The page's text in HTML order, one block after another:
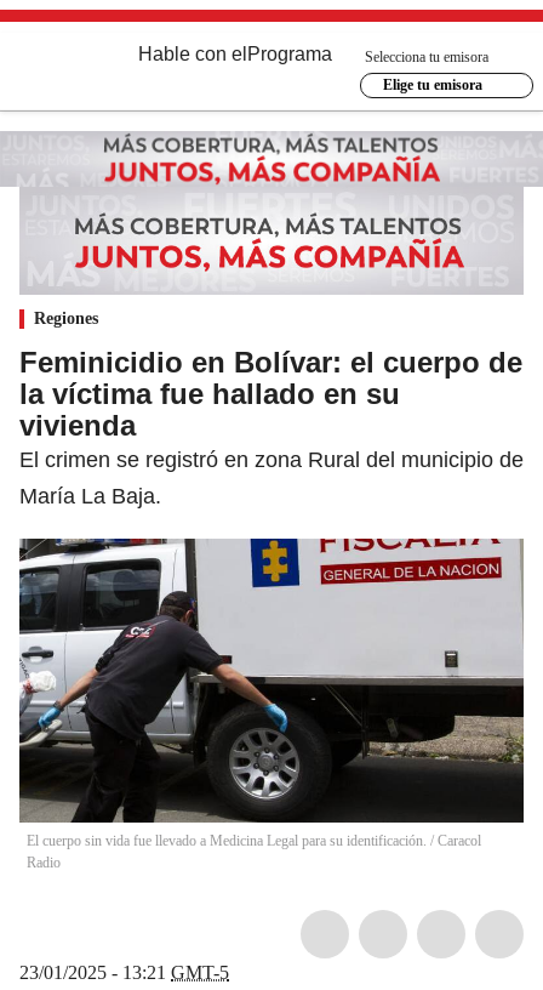
Hable con el Programa
Selecciona tu emisora
Elige tu emisora
Regiones
Feminicidio en Bolívar: el cuerpo de
la víctima fue hallado en su
vivienda
El crimen se registró en zona Rural del municipio de
María La Baja.
El cuerpo sin vida fue llevado a Medicina Legal para su identificación. / Caracol
Radio
23/01/2025 - 13:21 GMT-5